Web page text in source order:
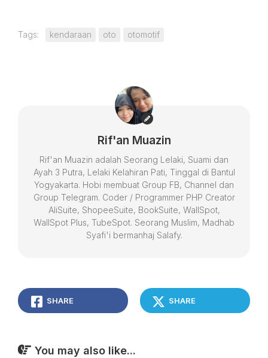
Tags: kendaraan oto otomotif
Rif'an Muazin
Rif'an Muazin adalah Seorang Lelaki, Suami dan
Ayah 3 Putra, Lelaki Kelahiran Pati, Tinggal di Bantul
Yogyakarta. Hobi membuat Group FB, Channel dan
Group Telegram. Coder / Programmer PHP Creator
AliSuite, ShopeeSuite, BookSuite, WallSpot,
WallSpot Plus, TubeSpot. Seorang Muslim, Madhab
Syafi'i bermanhaj Salafy.
SHARE SHARE
You may also like...